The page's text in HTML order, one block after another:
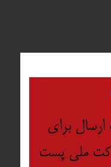
برای
ملی پست